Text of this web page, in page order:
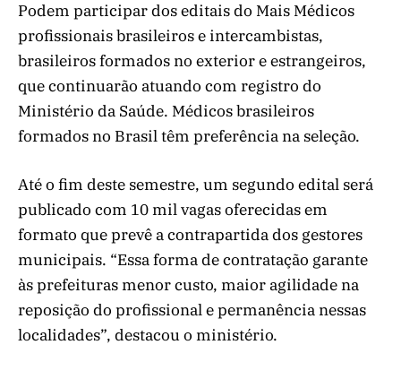
Podem participar dos editais do Mais Médicos
profissionais brasileiros e intercambistas,
brasileiros formados no exterior e estrangeiros,
que continuarão atuando com registro do
Ministério da Saúde. Médicos brasileiros
formados no Brasil têm preferência na seleção.
Até o fim deste semestre, um segundo edital será
publicado com 10 mil vagas oferecidas em
formato que prevê a contrapartida dos gestores
municipais. “Essa forma de contratação garante
às prefeituras menor custo, maior agilidade na
reposição do profissional e permanência nessas
localidades”, destacou o ministério.